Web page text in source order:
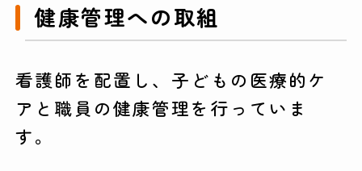
健康管理への取組
看護師を配置し、子どもの医療的ケ
アと職員の健康管理を行っていま
す。